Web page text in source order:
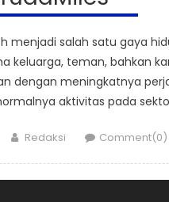
menjadi salah satu gaya
keluarga, teman, bahkan
dengan meningkatnya
aktivitas pada
Author
Redaksi Comment(0)